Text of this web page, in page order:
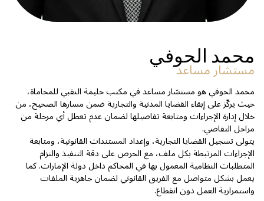
محمد الحوفي
مستشار مساعد
محمد الحوفي هو مستشار مساعد في مكتب حليمة النقبي للمحاماة،
حيث يركّز على إبقاء القضايا المدنية والتجارية ضمن مسارها الصحيح، من
خلال إدارة الإجراءات ومتابعة تفاصيلها لضمان عدم تعطل أي مرحلة من
مراحل التقاضي.
يتولى تسجيل القضايا التجارية، وإعداد المستندات القانونية، ومتابعة
الإجراءات المرتبطة بكل ملف، مع الحرص على دقة التنفيذ والتزام
المتطلبات النظامية المعمول بها في المحاكم داخل دولة الإمارات. كما
يعمل بشكل متواصل مع الفريق القانوني لضمان جاهزية الملفات
واستمرارية العمل دون انقطاع.